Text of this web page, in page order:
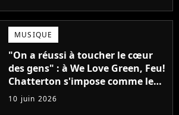
MUSIQUE
"On a réussi à toucher le cœur
des gens" : à We Love Green, Feu!
Chatterton s'impose comme le
groupe rock français de sa
génération
10 juin 2026